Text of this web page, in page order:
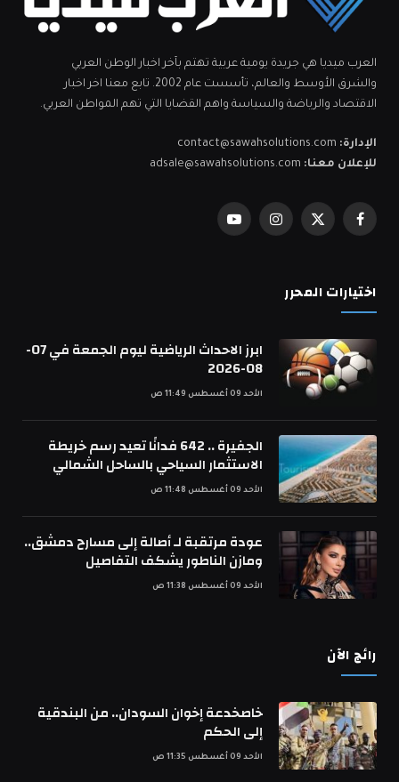
العرب ميديا هي جريدة يومية عربية تهتم بآخر اخبار الوطن العربي
والشرق الأوسط والعالم، تأسست عام 2002. تابع معنا اخر اخبار
الاقتصاد والرياضة والسياسة واهم القضايا التي تهم المواطن العربي.
الإدارة: contact@sawahsolutions.com
للإعلان معنا: adsale@sawahsolutions.com
فيسبوكX
الانستغراميوتيوب
اختيارات المحرر
ابرز الاحداث الرياضية ليوم الجمعة في 07-
08-2026
الأحد 09 أغسطس 11:49 ص
الجفيرة .. 642 فدانًا تعيد رسم خريطة
الاستثمار السياحي بالساحل الشمالي
الأحد 09 أغسطس 11:48 ص
عودة مرتقبة لـ أصالة إلى مسارح دمشق..
ومازن الناطور يشكف التفاصيل
الأحد 09 أغسطس 11:38 ص
رائج الآن
خاصخدعة إخوان السودان.. من البندقية
إلى الحكم
الأحد 09 أغسطس 11:35 ص